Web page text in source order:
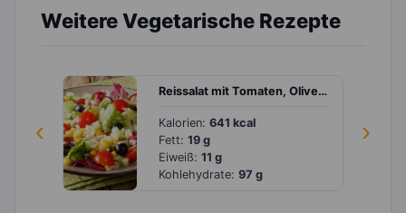
Weitere Vegetarische Rezepte
‹ ›
Reissalat mit Tomaten, Oliven und Gurke
Kalorien:641 kcal
Fett:19 g
Eiweiß:11 g
Kohlehydrate:97 g